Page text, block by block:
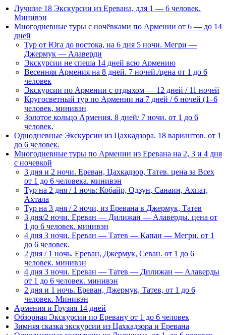
Лучшие 18 Экскурсии из Еревана, для 1 — 6 человек.
Минивэн
Многодневные туры с ночёвками по Армении от 6 — до 14
дней
Тур от Юга до востока, на 6 дня 5 ночи. Мегри —
Джермук — Алаверди
Экскурсии не спеша 14 дней всю Армению
Весенняя Армения на 8 дней. 7 ночей./цена от 1 до 6
человек
Экскурсии по Армении с отдыхом — 12 дней / 11 ночей
Кругосветный тур по Армении на 7 дней / 6 ночей (1–6
человек, минивэн
Золотое кольцо Армения. 8 дней/ 7 ночи. от 1 до 6
человек.
Однодневные Экскурсии из Цахкадзора. 18 вариантов. от 1
до 6 человек.
Многодневные туры по Армении из Еревана на 2, 3 и 4 дня
с ночевкой
3 дня и 2 ночи. Ереван, Цахкадзор, Татев. цена за Всех
от 1 до 6 человека. минивэн
Тур на 2 дня / 1 ночь: Кобайр, Одзун, Санаин, Ахпат,
Ахтала
Тур на 3 дня / 2 ночи, из Еревана в Джермук, Татев
3 дня/2 ночи. Ереван — Дилижан — Алаверды. цена от
1 до 6 человек. минивэн
4 дня 3 ночи. Ереван — Татев — Капан — Мегри. от 1
до 6 человек.
2 дня / 1 ночь. Ереван, Джермук, Севан. от 1 до 6
человек. минивэн
4 дня 3 ночи. Ереван — Татев — Дилижан — Алаверды
от 1 до 6 человек. минивэн
2 дня и 1 ночь. Ереван, Джермук, Татев, от 1 до 6
человек. Минивэн
Армения и Грузия 14 дней
Обзорная Экскурсии по Еревану от 1 до 6 человек
Зимняя сказка экскурсии из Цахкадзора и Еревана